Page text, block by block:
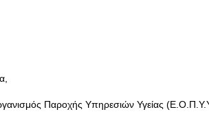
Παροχής Υπηρεσιών Υγείας